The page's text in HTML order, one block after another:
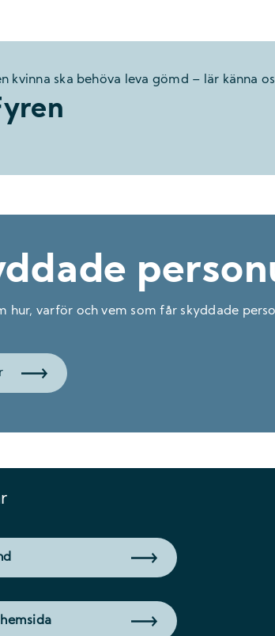
kvinna ska behöva leva gömd – lär känna
hur, varför och vem som får skyddade